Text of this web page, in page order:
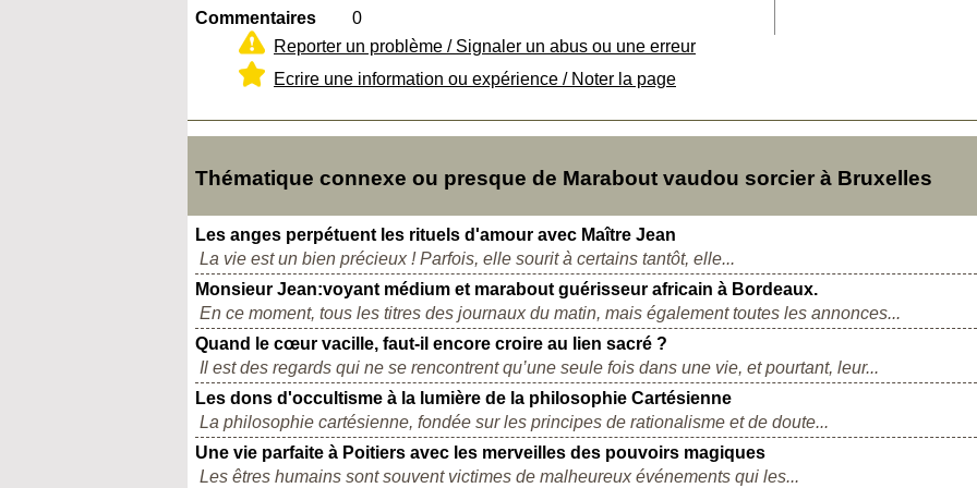
Commentaires
0
Reporter un problème / Signaler un abus ou une erreur
Ecrire une information ou expérience / Noter la page
Thématique connexe ou presque de Marabout vaudou sorcier à Bruxelles
Les anges perpétuent les rituels d'amour avec Maître Jean
La vie est un bien précieux ! Parfois, elle sourit à certains tantôt, elle...
Monsieur Jean:voyant médium et marabout guérisseur africain à Bordeaux.
En ce moment, tous les titres des journaux du matin, mais également toutes les annonces...
Quand le cœur vacille, faut-il encore croire au lien sacré ?
Il est des regards qui ne se rencontrent qu’une seule fois dans une vie, et pourtant, leur...
Les dons d'occultisme à la lumière de la philosophie Cartésienne
La philosophie cartésienne, fondée sur les principes de rationalisme et de doute...
Une vie parfaite à Poitiers avec les merveilles des pouvoirs magiques
Les êtres humains sont souvent victimes de malheureux événements qui les...